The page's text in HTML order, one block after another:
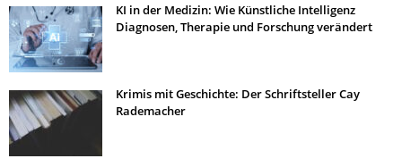
KI in der Medizin: Wie Künstliche Intelligenz
Diagnosen, Therapie und Forschung verändert
Krimis mit Geschichte: Der Schriftsteller Cay
Rademacher